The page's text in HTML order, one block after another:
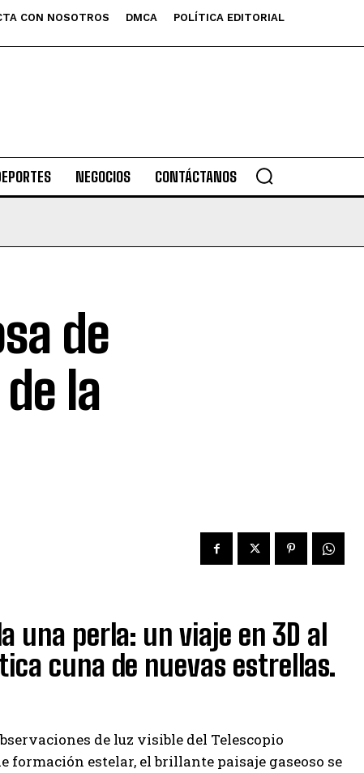
CON NOSOTROS DMCA
POLÍTICA EDITORIAL
NEGOCIOS CONTÁCTANOS
de
la
una perla: un viaje en 3D al
cuna de nuevas estrellas.
de luz visible del Telescopio
formación estelar, el brillante paisaje gaseoso se